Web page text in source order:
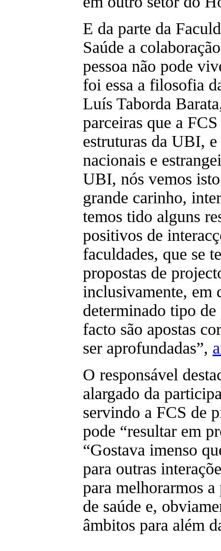
E da parte da
Saúde a
pessoa não pode
foi essa a filosofia
Luís Taborda
parceiras que a
estruturas da UBI,
nacionais e
UBI, nós vemos
grande carinho,
temos tido alguns
positivos de
faculdades, que se
propostas de
inclusivamente, em
determinado tipo
facto são apostas
ser aprofundadas”,
O responsável
alargado da
servindo a FCS de
pode “resultar em
“Gostava imenso
para outras
para melhorarmos a
de saúde e,
âmbitos para além